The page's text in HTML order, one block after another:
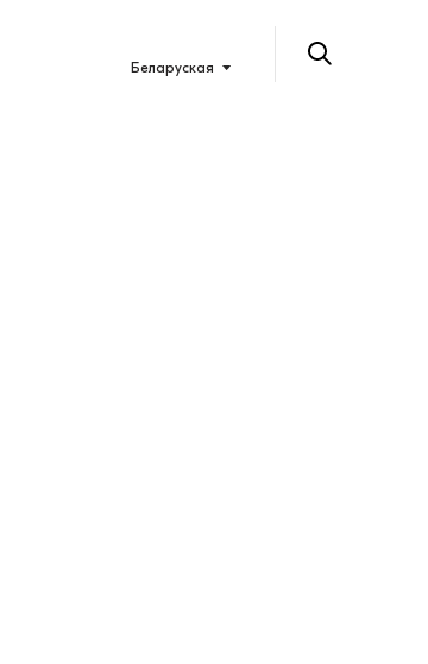
Беларуская